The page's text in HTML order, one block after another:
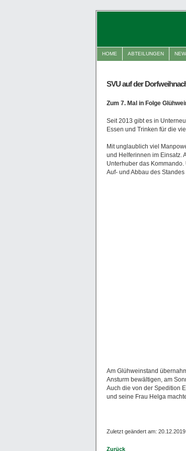
HOME ABTEILUNGEN
SVU auf der
Zum 7. Mal in Folge
Seit 2013 gibt es in
Essen und Trinken für die
Mit unglaublich viel
und Helferinnen im Einsatz.
Unterhuber das
Auf- und Abbau des
Am Glühweinstand
Ansturm bewältigen, am
Auch die von der Spedition
und seine Frau Helga
Zuletzt geändert am:
Zurück